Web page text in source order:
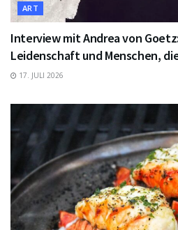
ART
Interview mit Andrea von
Leidenschaft und Menschen,
17. JULI 2026